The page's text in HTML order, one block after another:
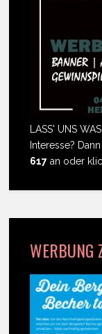
LASS' UNS
Interesse?
617 an oder
WERBUNG